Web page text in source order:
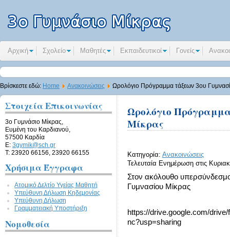
Αρχική Σχολείο Μαθητές Εκπαιδευτικοί Γονείς
Βρίσκεστε εδώ: Home Ανακοινώσεις Ωρολόγιο Πρόγραμμα τάξεων 3ου
Στοιχεία Επικοινωνίας
3ο Γυμνάσιο Μίκρας,
Ευμένη του Καρδιανού,
57500 Καρδία
E: 3gymik@sch.gr
Τ: 23920 66156, 23920 66155
Χρήσιμα Έγγραφα
Ατομικό Δελτίο Υγείας Μαθητή
Υπεύθυνη Δήλωση Kηδεμονίας
Υπεύθυνη Δήλωση
Γραμματειακή Υποστήριξη
Νομοθεσία
Ωρολόγιο
Μίκρας
Κατηγορία: Ανακοινώσεις
Τελευταία Ενημέρωση στις
Στον ακόλουθο
Γυμνασίου Μίκρας
https://drive.google.com/
nc?usp=sharing